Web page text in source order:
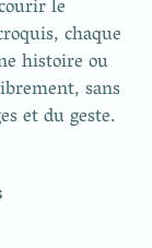
le
chaque
histoire ou
sans
et du geste.